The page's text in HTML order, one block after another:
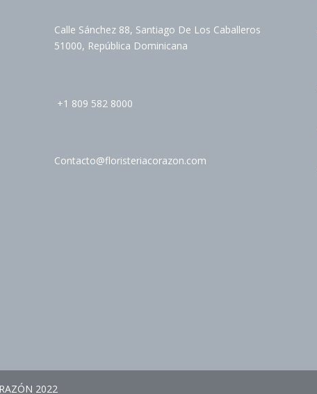
Calle Sánchez 88, Santiago De Los Caballeros
51000, República Dominicana
+1 809 582 8000
Contacto@floristeriacorazon.com
2022